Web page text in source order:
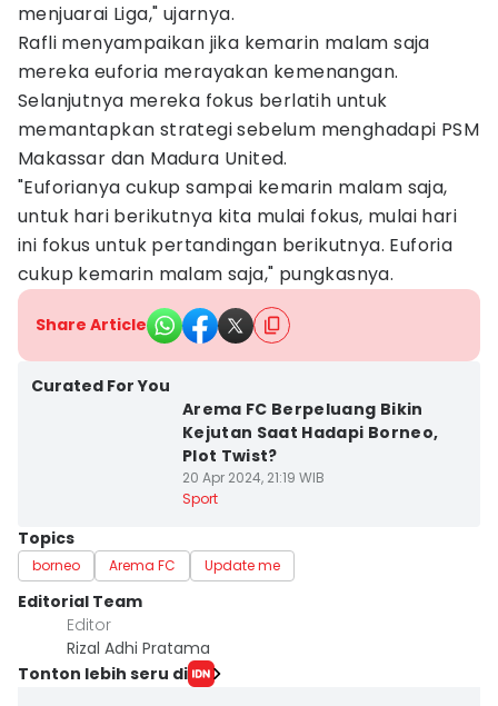
menjuarai Liga," ujarnya.
Rafli menyampaikan jika kemarin malam saja
mereka euforia merayakan kemenangan.
Selanjutnya mereka fokus berlatih untuk
memantapkan strategi sebelum menghadapi PSM
Makassar dan Madura United.
"Euforianya cukup sampai kemarin malam saja,
untuk hari berikutnya kita mulai fokus, mulai hari
ini fokus untuk pertandingan berikutnya. Euforia
cukup kemarin malam saja," pungkasnya.
Share Article
Curated For You
Arema FC Berpeluang Bikin
Kejutan Saat Hadapi Borneo,
Plot Twist?
20 Apr 2024, 21:19 WIB
Sport
Topics
borneo Arema FC Update me
Editorial Team
Editor
Rizal Adhi Pratama
Tonton lebih seru di